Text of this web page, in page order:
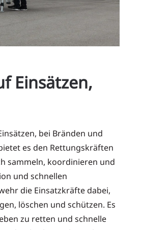
Einsätzen,
bei Bränden und
es den Rettungskräften
sammeln, koordinieren und
und schnellen
die Einsatzkräfte dabei,
löschen und schützen. Es
zu retten und schnelle